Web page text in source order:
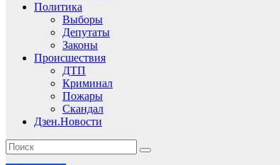
Политика
Выборы
Депутаты
Законы
Происшествия
ДТП
Криминал
Пожары
Скандал
Дзен.Новости